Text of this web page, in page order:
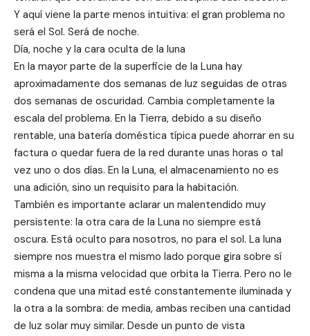
Y aquí viene la parte menos intuitiva: el gran problema no
será el Sol. Será de noche.
Día, noche y la cara oculta de la luna
En la mayor parte de la superficie de la Luna hay
aproximadamente dos semanas de luz seguidas de otras
dos semanas de oscuridad. Cambia completamente la
escala del problema. En la Tierra, debido a su diseño
rentable, una batería doméstica típica puede ahorrar en su
factura o quedar fuera de la red durante unas horas o tal
vez uno o dos días. En la Luna, el almacenamiento no es
una adición, sino un requisito para la habitación.
También es importante aclarar un malentendido muy
persistente: la otra cara de la Luna no siempre está
oscura. Está oculto para nosotros, no para el sol. La luna
siempre nos muestra el mismo lado porque gira sobre sí
misma a la misma velocidad que orbita la Tierra. Pero no le
condena que una mitad esté constantemente iluminada y
la otra a la sombra: de media, ambas reciben una cantidad
de luz solar muy similar. Desde un punto de vista